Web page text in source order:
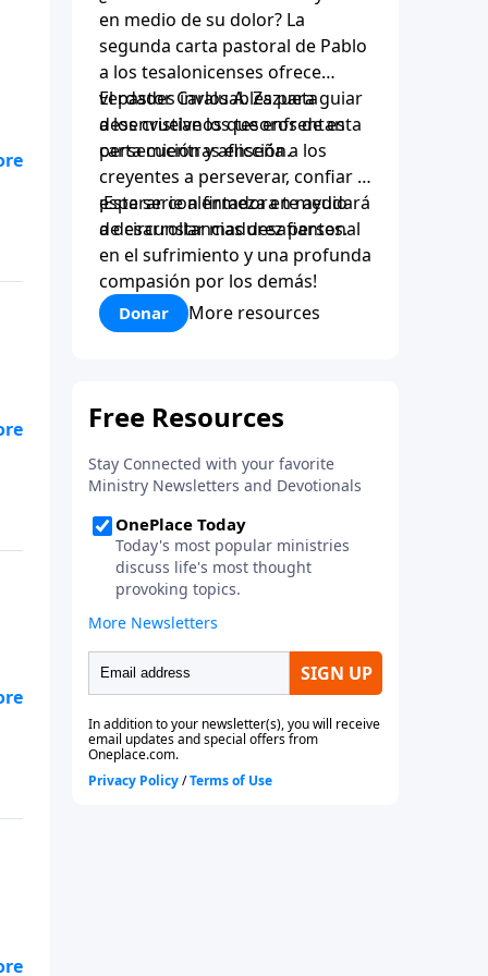
en medio de su dolor? La
segunda carta pastoral de Pablo
a los tesalonicenses ofrece
verdades invaluables para guiar
a los cristianos que enfrentan
persecución y aflicción.
El pastor Carlos A. Zazueta
desenvuelve los tesoros de esta
carta mientras enseña a los
creyentes a perseverar, confiar y
esperar con firmeza en medio
de circunstancias desafiantes.
¡Esta serie alentadora te ayudará
a desarrollar madurez personal
en el sufrimiento y una profunda
compasión por los demás!
Donar More resources